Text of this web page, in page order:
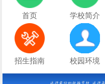
首页 学校简介
招生指南 校园环境